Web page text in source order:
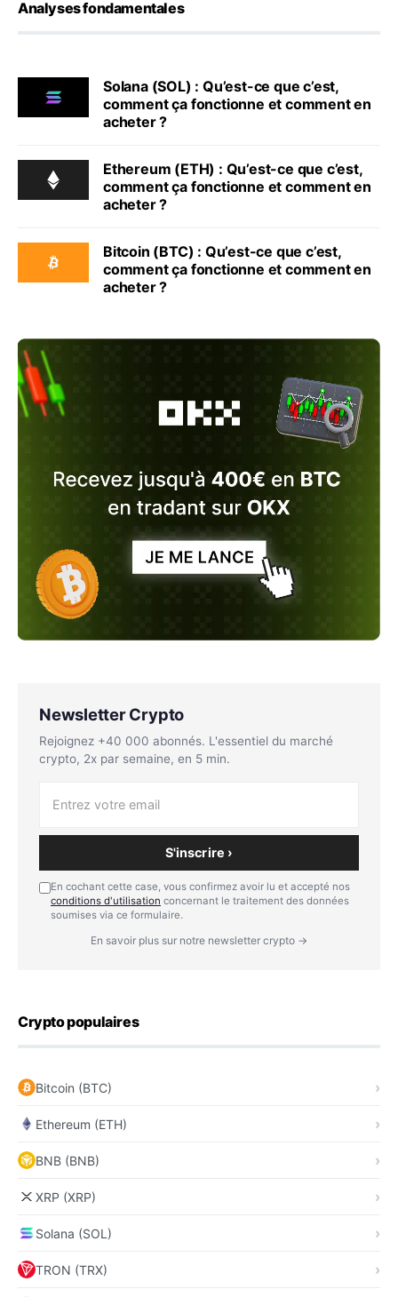
Analyses fondamentales
Solana (SOL) : Qu’est-ce que c’est,
comment ça fonctionne et comment en
acheter ?
Ethereum (ETH) : Qu’est-ce que c’est,
comment ça fonctionne et comment en
acheter ?
Bitcoin (BTC) : Qu’est-ce que c’est,
comment ça fonctionne et comment en
acheter ?
Newsletter Crypto
Rejoignez +40 000 abonnés. L'essentiel du marché
crypto, 2x par semaine, en 5 min.
S'inscrire ›
En cochant cette case, vous confirmez avoir lu et accepté nos
conditions d'utilisation concernant le traitement des données
soumises via ce formulaire.
En savoir plus sur notre newsletter crypto →
Crypto populaires
Bitcoin (BTC)
Ethereum (ETH)
BNB (BNB)
XRP (XRP)
Solana (SOL)
TRON (TRX)